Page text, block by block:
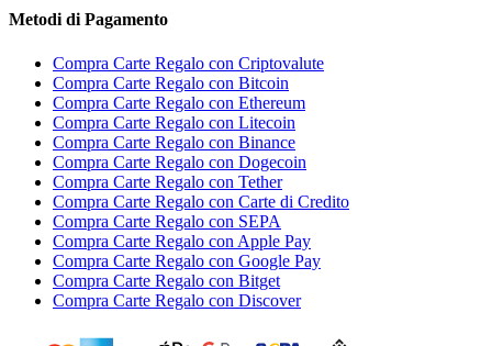
Metodi di Pagamento
Compra Carte Regalo con Criptovalute
Compra Carte Regalo con Bitcoin
Compra Carte Regalo con Ethereum
Compra Carte Regalo con Litecoin
Compra Carte Regalo con Binance
Compra Carte Regalo con Dogecoin
Compra Carte Regalo con Tether
Compra Carte Regalo con Carte di Credito
Compra Carte Regalo con SEPA
Compra Carte Regalo con Apple Pay
Compra Carte Regalo con Google Pay
Compra Carte Regalo con Bitget
Compra Carte Regalo con Discover